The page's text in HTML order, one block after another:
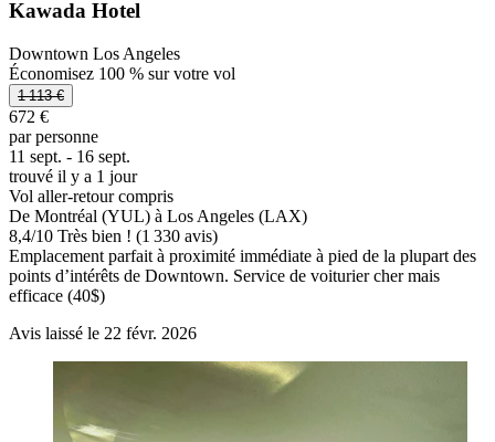
Kawada Hotel
Downtown Los Angeles
Économisez 100 % sur votre vol
1 113 €
672 €
par personne
11 sept. - 16 sept.
trouvé il y a 1 jour
Vol aller-retour compris
De Montréal (YUL) à Los Angeles (LAX)
8,4/10 Très bien ! (1 330 avis)
Emplacement parfait à proximité immédiate à pied de la plupart des
points d’intérêts de Downtown. Service de voiturier cher mais
efficace (40$)
Avis laissé le 22 févr. 2026